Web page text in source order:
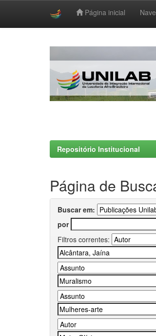
Página inicial
Repositório Institucional
Página de
Buscar em:
por
Filtros correntes: